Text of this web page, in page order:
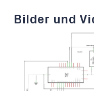
Bilder und